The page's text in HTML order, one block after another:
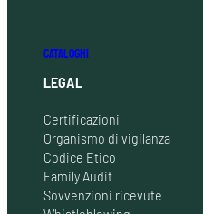
CATALOGHI
LEGAL
Certificazioni
Organismo di vigilanza
Codice Etico
Family Audit
Sovvenzioni ricevute